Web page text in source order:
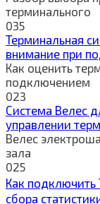
терминального
035
Терминальная
внимание при
Как оценить
подключением
023
Система Велес
управлении
Велес
зала
025
Как подключить
сбора